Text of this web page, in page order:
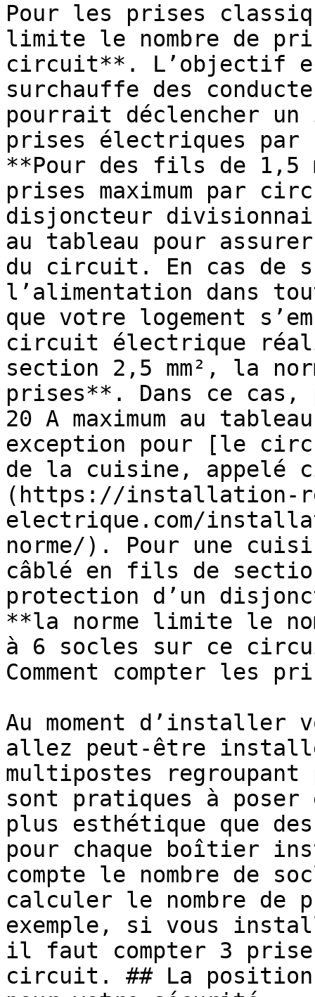
Pour les prises
limite le nombre de
circuit**. L’objectif
surchauffe des
pourrait déclencher un
prises électriques par
**Pour des fils de 1,5
prises maximum par
disjoncteur
au tableau pour
du circuit. En cas de
l’alimentation dans
que votre logement
circuit électrique
section 2,5 mm², la
prises**. Dans ce cas,
20 A maximum au
exception pour [le
de la cuisine, appelé
(https://installation-
electrique.com/
norme/). Pour une
câblé en fils de
protection d’un
**la norme limite le
à 6 socles sur ce
Comment compter les
Au moment d’installer
allez peut-être
multipostes
sont pratiques à
plus esthétique que
pour chaque boîtier
compte le nombre de
calculer le nombre
exemple, si vous
il faut compter 3
circuit. ## La